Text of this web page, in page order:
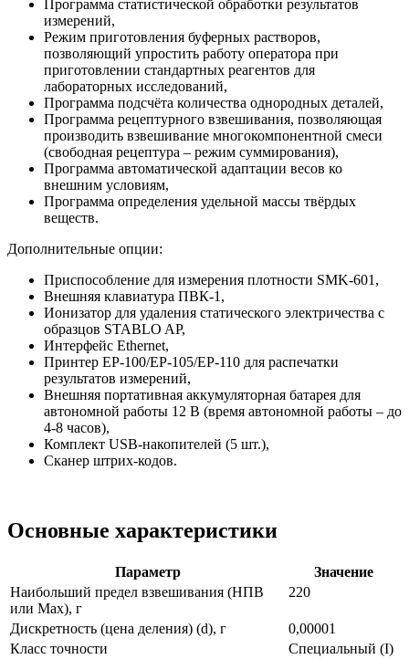
Программа статистической обработки результатов
измерений,
Режим приготовления буферных растворов,
позволяющий упростить работу оператора при
приготовлении стандартных реагентов для
лабораторных исследований,
Программа подсчёта количества однородных деталей,
Программа рецептурного взвешивания, позволяющая
производить взвешивание многокомпонентной смеси
(свободная рецептура – режим суммирования),
Программа автоматической адаптации весов ко
внешним условиям,
Программа определения удельной массы твёрдых
веществ.
Дополнительные опции:
Приспособление для измерения плотности SMK-601,
Внешняя клавиатура ПВК-1,
Ионизатор для удаления статического электричества с
образцов STABLO AP,
Интерфейс Ethernet,
Принтер ЕР-100/ЕР-105/ЕР-110 для распечатки
результатов измерений,
Внешняя портативная аккумуляторная батарея для
автономной работы 12 В (время автономной работы – до
4-8 часов),
Комплект USB-накопителей (5 шт.),
Сканер штрих-кодов.
Основные характеристики
Параметр
Значение
Наибольший предел взвешивания (НПВ
или Max), г
220
Дискретность (цена деления) (d), г
0,00001
Класс точности
Специальный (I)